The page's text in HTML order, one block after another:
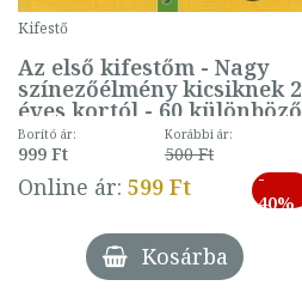
Kifestő
Az első kifestőm - Nagy
színezőélmény kicsiknek 2
éves kortól - 60 különböző
mintával (gombás)
Borító ár:
999 Ft
Korábbi ár:
500 Ft
Online ár: 599 Ft
-
40%
Kosárba